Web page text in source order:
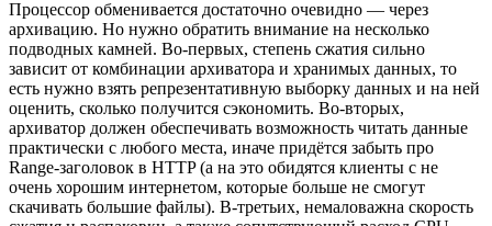
Процессор обменивается достаточно очевидно — через
архивацию. Но нужно обратить внимание на несколько
подводных камней. Во-первых, степень сжатия сильно
зависит от комбинации архиватора и хранимых данных, то
есть нужно взять репрезентативную выборку данных и на ней
оценить, сколько получится сэкономить. Во-вторых,
архиватор должен обеспечивать возможность читать данные
практически с любого места, иначе придётся забыть про
Range-заголовок в HTTP (а на это обидятся клиенты с не
очень хорошим интернетом, которые больше не смогут
скачивать большие файлы). В-третьих, немаловажна скорость